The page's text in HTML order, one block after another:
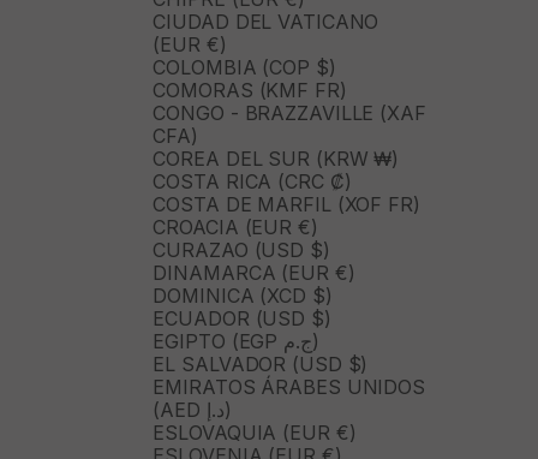
CIUDAD DEL VATICANO
(EUR €)
COLOMBIA (COP $)
COMORAS (KMF FR)
CONGO - BRAZZAVILLE (XAF
CFA)
COREA DEL SUR (KRW ₩)
COSTA RICA (CRC ₡)
COSTA DE MARFIL (XOF FR)
CROACIA (EUR €)
CURAZAO (USD $)
DINAMARCA (EUR €)
DOMINICA (XCD $)
ECUADOR (USD $)
EGIPTO (EGP ج.م)
EL SALVADOR (USD $)
EMIRATOS ÁRABES UNIDOS
(AED د.إ)
ESLOVAQUIA (EUR €)